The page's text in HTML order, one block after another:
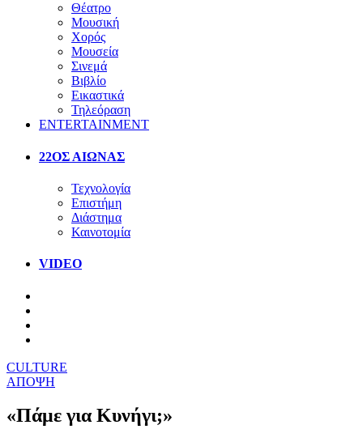
Θέατρο
Μουσική
Χορός
Μουσεία
Σινεμά
Βιβλίο
Εικαστικά
Τηλεόραση
ENTERTAINMENT
22ΟΣ ΑΙΩΝΑΣ
Τεχνολογία
Επιστήμη
Διάστημα
Καινοτομία
VIDEO
CULTURE
ΑΠΟΨΗ
«Πάμε για Κυνήγι;»